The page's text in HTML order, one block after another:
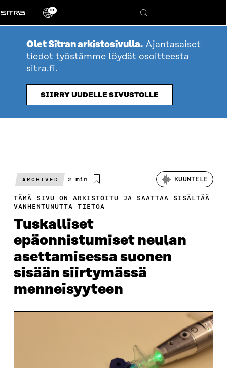
suoraan
sisältöön
Vaihda
kieli
FI
Hae
Olet Sitran arkistosivulla. Ajantasaiset
tiedot työstämme löydät osoitteesta
sitra.fi.
SIIRRY UUDELLE SIVUSTOLLE
ARCHIVED
Arvioitu
2 min KUUNTELE
TÄMÄ SIVU ON ARKISTOITU JA SAATTAA SISÄLTÄÄ
VANHENTUNUTTA TIETOA
Tuskalliset
epäonnistumiset neulan
asettamisessa suonen
sisään siirtymässä
menneisyyteen